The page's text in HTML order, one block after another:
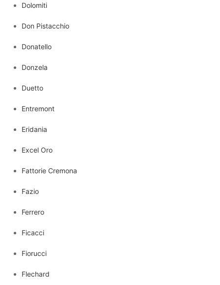
Dolomiti
Don Pistacchio
Donatello
Donzela
Duetto
Entremont
Eridania
Excel Oro
Fattorie Cremona
Fazio
Ferrero
Ficacci
Fiorucci
Flechard